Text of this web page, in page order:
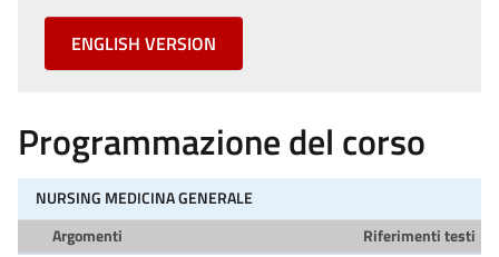
ENGLISH VERSION
Programmazione del corso
NURSING MEDICINA GENERALE
Argomenti
Riferimenti testi